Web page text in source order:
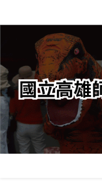
轉
要
內
容